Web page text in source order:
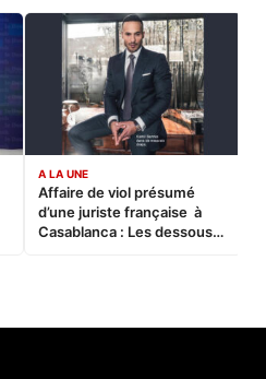
A LA UNE
Affaire de viol présumé
d’une juriste française à
Casablanca : Les dessous